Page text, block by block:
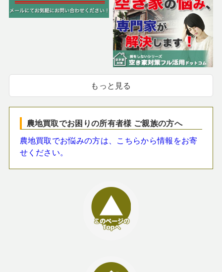
もっと見る
農地買取でお困りの所有者様 ご親族の方へ
農地買取でお悩みの方は、こちらから情報をお寄
せください。